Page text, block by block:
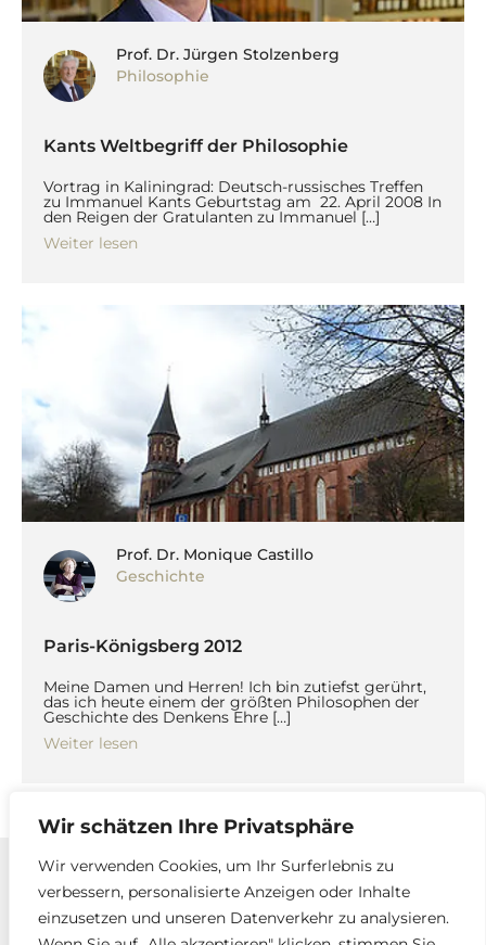
Wir schätzen Ihre Privatsphäre
Wir verwenden Cookies, um Ihr Surferlebnis zu
verbessern, personalisierte Anzeigen oder Inhalte
einzusetzen und unseren Datenverkehr zu analysieren.
Prof. Dr. Jürgen Stolzenberg
Philosophie
Kants Weltbegriff der Philosophie
Vortrag in Kaliningrad: Deutsch-russisches Treffen
zu Immanuel Kants Geburtstag am 22. April 2008 In
den Reigen der Gratulanten zu Immanuel […]
Weiter lesen
Prof. Dr. Monique Castillo
Geschichte
Paris-Königsberg 2012
Meine Damen und Herren! Ich bin zutiefst gerührt,
das ich heute einem der größten Philosophen der
Geschichte des Denkens Ehre […]
Weiter lesen
Kontakt
Impressum und Datenschutzerklärung